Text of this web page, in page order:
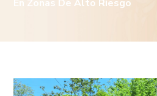
En Zonas De Alto Riesgo